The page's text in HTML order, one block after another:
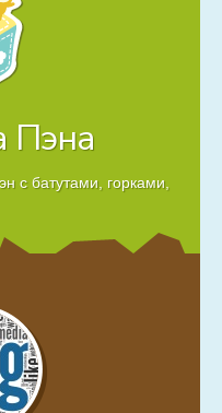
Пэна
с батутами, горками,